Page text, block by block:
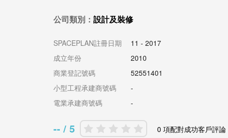
公司類別： 設計及裝修
SPACEPLAN註冊日期
11 - 2017
成立年份
2010
商業登記號碼
52551401
小型工程承建商號碼
-
電業承建商號碼
-
-- / 5 0 項配對成功客戶評論